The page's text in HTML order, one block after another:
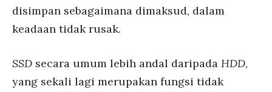
disimpan sebagaimana dimaksud, dalam
keadaan tidak rusak.
SSD secara umum lebih andal daripada HDD,
yang sekali lagi merupakan fungsi tidak